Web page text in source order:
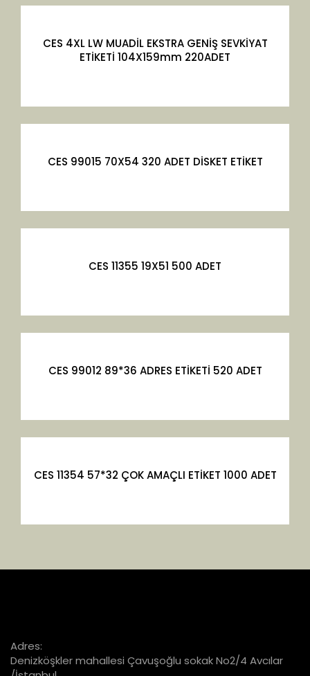
CES 4XL LW MUADİL EKSTRA GENİŞ SEVKİYAT
ETİKETİ 104X159mm 220ADET
CES 99015 70X54 320 ADET DİSKET ETİKET
CES 11355 19X51 500 ADET
CES 99012 89*36 ADRES ETİKETİ 520 ADET
CES 11354 57*32 ÇOK AMAÇLI ETİKET 1000 ADET
Adres:
Denizköşkler mahallesi Çavuşoğlu sokak No2/4 Avcılar